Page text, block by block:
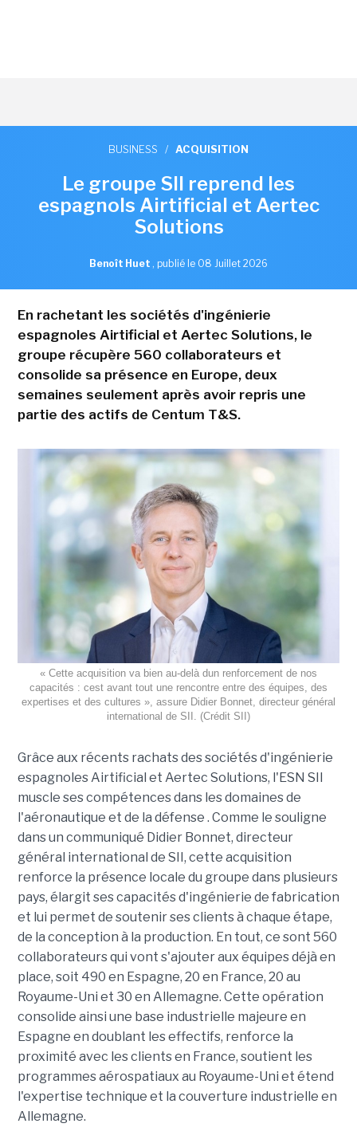
BUSINESS / ACQUISITION
Le groupe SII reprend les
espagnols Airtificial et Aertec
Solutions
Benoît Huet , publié le 08 Juillet 2026
En rachetant les sociétés d'ingénierie
espagnoles Airtificial et Aertec Solutions, le
groupe récupère 560 collaborateurs et
consolide sa présence en Europe, deux
semaines seulement après avoir repris une
partie des actifs de Centum T&S.
« Cette acquisition va bien au-delà dun renforcement de nos
capacités : cest avant tout une rencontre entre des équipes, des
expertises et des cultures », assure Didier Bonnet, directeur général
international de SII. (Crédit SII)
Grâce aux récents rachats des sociétés d'ingénierie
espagnoles Airtificial et Aertec Solutions, l'ESN SII
muscle ses compétences dans les domaines de
l'aéronautique et de la défense . Comme le souligne
dans un communiqué Didier Bonnet, directeur
général international de SII, cette acquisition
renforce la présence locale du groupe dans plusieurs
pays, élargit ses capacités d'ingénierie de fabrication
et lui permet de soutenir ses clients à chaque étape,
de la conception à la production. En tout, ce sont 560
collaborateurs qui vont s'ajouter aux équipes déjà en
place, soit 490 en Espagne, 20 en France, 20 au
Royaume-Uni et 30 en Allemagne. Cette opération
consolide ainsi une base industrielle majeure en
Espagne en doublant les effectifs, renforce la
proximité avec les clients en France, soutient les
programmes aérospatiaux au Royaume-Uni et étend
l'expertise technique et la couverture industrielle en
Allemagne.